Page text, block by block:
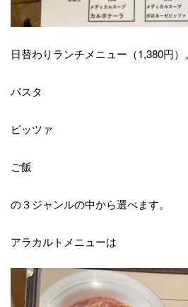
日替わりランチメニュー（1,380円）。
パスタ
ピッツァ
ご飯
の３ジャンルの中から選べます。
アラカルトメニューは